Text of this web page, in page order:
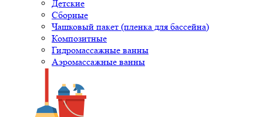
Детские
Сборные
Чашковый пакет (пленка для бассейна)
Композитные
Гидромассажные ванны
Аэромассажные ванны